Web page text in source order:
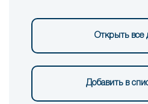
Открыть все
Добавить в